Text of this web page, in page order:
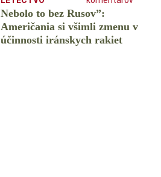
Nebolo to bez Rusov”:
Američania si všimli zmenu v
účinnosti iránskych rakiet